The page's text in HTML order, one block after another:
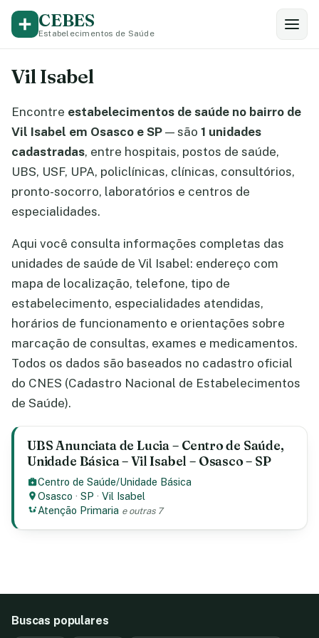
CEBES
Estabelecimentos de Saúde
Vil Isabel
Encontre estabelecimentos de saúde no bairro de
Vil Isabel em Osasco e SP — são 1 unidades
cadastradas, entre hospitais, postos de saúde,
UBS, USF, UPA, policlínicas, clínicas, consultórios,
pronto-socorro, laboratórios e centros de
especialidades.
Aqui você consulta informações completas das
unidades de saúde de Vil Isabel: endereço com
mapa de localização, telefone, tipo de
estabelecimento, especialidades atendidas,
horários de funcionamento e orientações sobre
marcação de consultas, exames e medicamentos.
Todos os dados são baseados no cadastro oficial
do CNES (Cadastro Nacional de Estabelecimentos
de Saúde).
UBS Anunciata de Lucia – Centro de Saúde,
Unidade Básica – Vil Isabel – Osasco – SP
Centro de Saúde/Unidade Básica
Osasco ·SP ·Vil Isabel
Atenção Primaria e outras 7
Buscas populares